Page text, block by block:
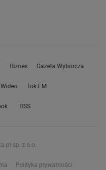
Biznes Gazeta Wyborcza
Wideo Tok.FM
RSS
sp. z o.o.
Polityka prywatności